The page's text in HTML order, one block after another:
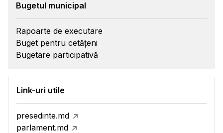
Bugetul municipal
Rapoarte de executare
Buget pentru cetățeni
Bugetare participativă
Link-uri utile
presedinte.md
parlament.md